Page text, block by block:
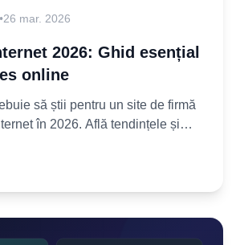
•26 mar. 2026
2026: Ghid esențial
online
să știi pentru un site de firmă
în 2026. Află tendințele și